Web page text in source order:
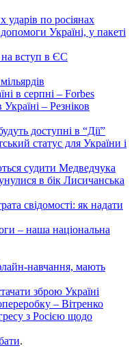
ударів по росіянах
Україні, у пакеті
на вступ в ЄС
в серпні – Forbes
– Резніков
доступні в “Дії”
статус для України і
судити Медведчука
в бік Лисичанська
свідомості: як надати
– наша національна
навчання, мають
зброю Україні
– Вітренко
з Росією щодо
.